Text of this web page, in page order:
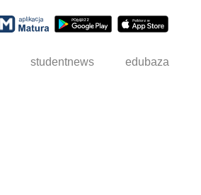
studentnews edubaza